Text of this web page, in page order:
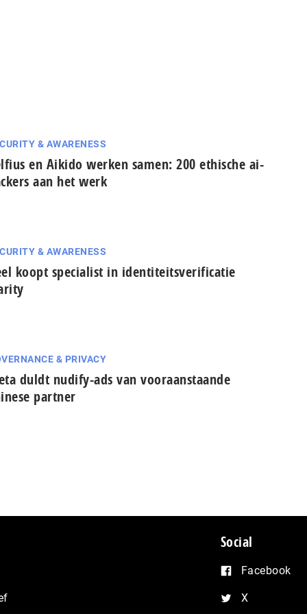
& AWARENESS
en Aikido werken samen: 200 ethische ai-
aan het werk
& AWARENESS
koopt specialist in identiteitsverificatie
& PRIVACY
duldt nudify-ads van vooraanstaande
partner
Social
Facebook
X